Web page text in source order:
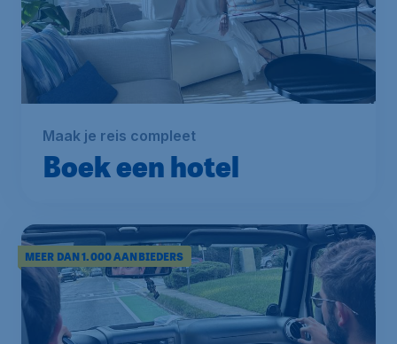
Maak je reis compleet
Boek een hotel
MEER DAN 1.000 AANBIEDERS